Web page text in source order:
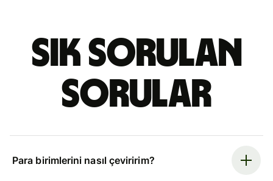
Sık sorulan
sorular
Para birimlerini nasıl çeviririm?